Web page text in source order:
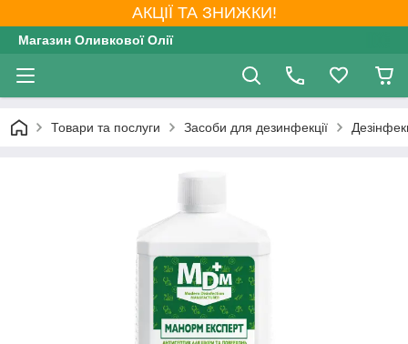
АКЦІЇ ТА ЗНИЖКИ!
Магазин Оливкової Олії
Товари та послуги Засоби для дезинфекції